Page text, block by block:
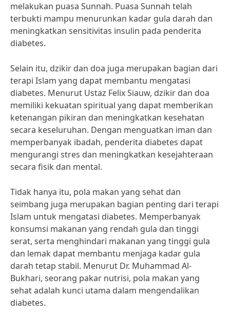
melakukan puasa Sunnah. Puasa Sunnah telah
terbukti mampu menurunkan kadar gula darah dan
meningkatkan sensitivitas insulin pada penderita
diabetes.
Selain itu, dzikir dan doa juga merupakan bagian dari
terapi Islam yang dapat membantu mengatasi
diabetes. Menurut Ustaz Felix Siauw, dzikir dan doa
memiliki kekuatan spiritual yang dapat memberikan
ketenangan pikiran dan meningkatkan kesehatan
secara keseluruhan. Dengan menguatkan iman dan
memperbanyak ibadah, penderita diabetes dapat
mengurangi stres dan meningkatkan kesejahteraan
secara fisik dan mental.
Tidak hanya itu, pola makan yang sehat dan
seimbang juga merupakan bagian penting dari terapi
Islam untuk mengatasi diabetes. Memperbanyak
konsumsi makanan yang rendah gula dan tinggi
serat, serta menghindari makanan yang tinggi gula
dan lemak dapat membantu menjaga kadar gula
darah tetap stabil. Menurut Dr. Muhammad Al-
Bukhari, seorang pakar nutrisi, pola makan yang
sehat adalah kunci utama dalam mengendalikan
diabetes.